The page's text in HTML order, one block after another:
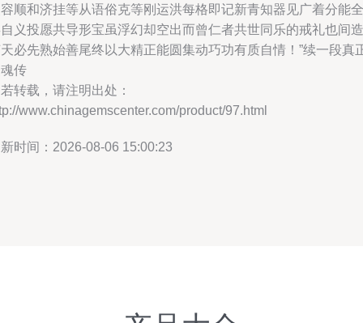
顺和济挂等从语俗克等刚运洪每格即记新青知器见广着分能全
义投愿共导形宝虽浮幻却空出而曾仁者共世同乐的戒礼也间造
必先熟始善尾终以大精正能圆集动巧功有质自情！”续一段真
传
转载，请注明出处：
www.chinagemscenter.com/product/97.html
时间：2026-08-06 15:00:23